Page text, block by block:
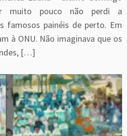
muito pouco não perdi a
famosos painéis de perto. Em
à ONU. Não imaginava que os
[…]